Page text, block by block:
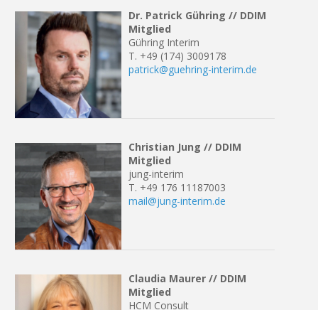
Dr. Patrick Gühring // DDIM
Mitglied
Gühring Interim
T. +49 (174) 3009178
patrick@guehring-interim.de
Christian Jung // DDIM
Mitglied
jung-interim
T. +49 176 11187003
mail@jung-interim.de
Claudia Maurer // DDIM
Mitglied
HCM Consult